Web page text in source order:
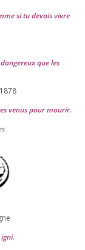
si tu devais vivre
que les
1878
venus pour mourir.